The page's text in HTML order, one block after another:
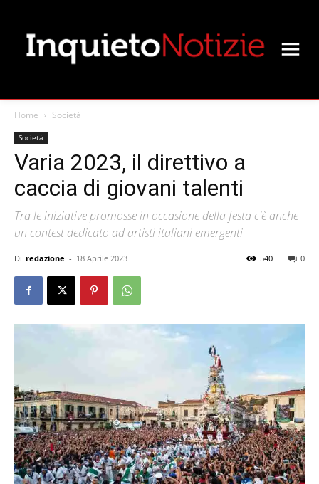
Home Società
Società
Varia 2023, il direttivo a
caccia di giovani talenti
Tra le iniziative promosse in occasione della festa c'è anche
un contest dedicato ad artisti italiani emergenti
Di redazione - 18 Aprile 2023 0
540